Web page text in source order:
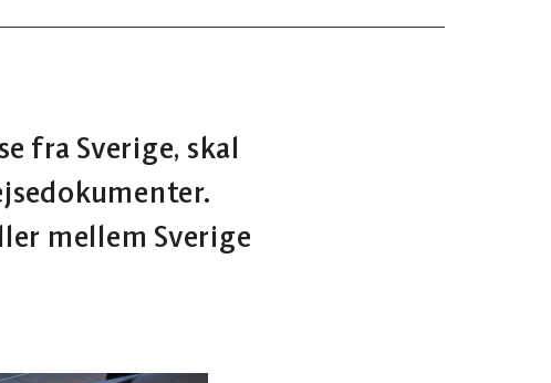
fra Sverige, skal
mellem Sverige